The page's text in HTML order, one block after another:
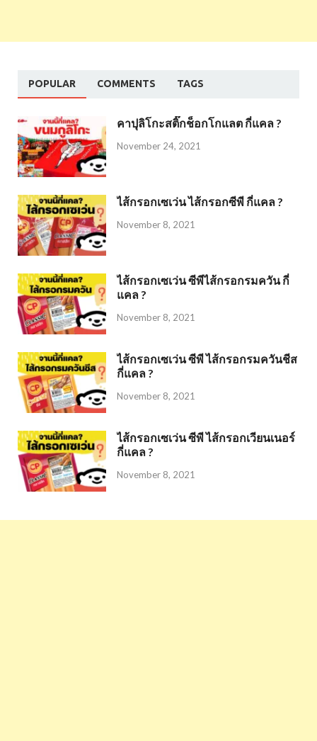
POPULAR COMMENTS TAGS
คาปุลิโกะสติ๊กช็อกโกแลต กี่แคล ?
November 24, 2021
ไส้กรอกเซเว่น ไส้กรอกซีพี กี่แคล ?
November 8, 2021
ไส้กรอกเซเว่น ซีพีไส้กรอกรมควัน กี่
แคล ?
November 8, 2021
ไส้กรอกเซเว่น ซีพี ไส้กรอกรมควันชีส
กี่แคล ?
November 8, 2021
ไส้กรอกเซเว่น ซีพี ไส้กรอกเวียนเนอร์
กี่แคล ?
November 8, 2021